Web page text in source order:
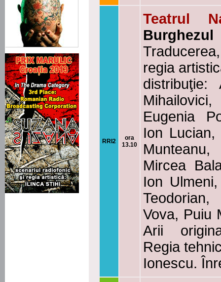
RRI2
ora
13.10
Teatrul
regia
distribuţie:
Eugenia
Ion Lucian,
Mircea
Ion
Vova, Puiu
Arii
Regia
Ionescu.